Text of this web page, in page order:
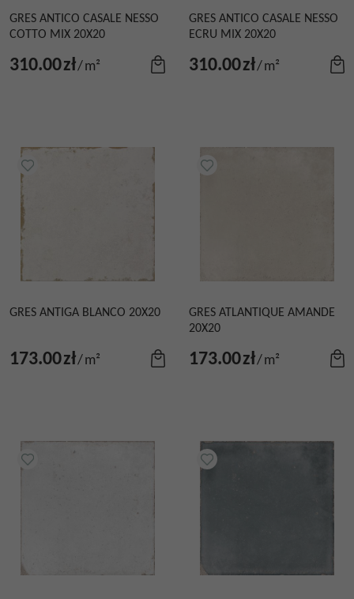
GRES ANTICO CASALE NESSO
COTTO MIX 20X20
310.00zł/m²
GRES ANTICO CASALE NESSO
ECRU MIX 20X20
310.00zł/m²
GRES ANTIGA BLANCO 20X20
173.00zł/m²
GRES ATLANTIQUE AMANDE
20X20
173.00zł/m²